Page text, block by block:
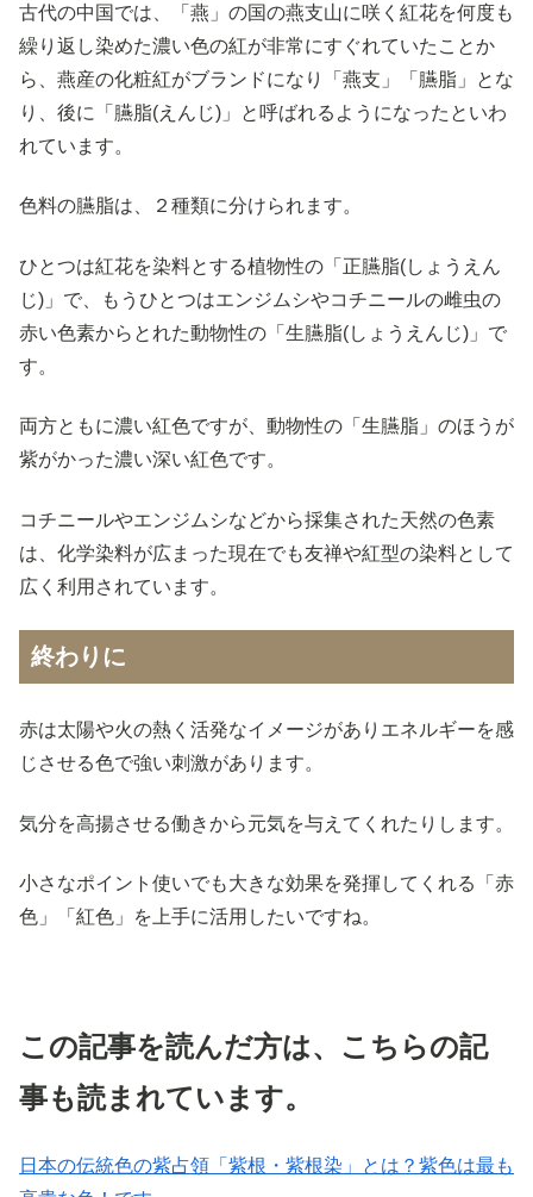
古代の中国では、「燕」の国の燕支山に咲く紅花を何度も
繰り返し染めた濃い色の紅が非常にすぐれていたことか
ら、燕産の化粧紅がブランドになり「燕支」「臙脂」とな
り、後に「臙脂(えんじ)」と呼ばれるようになったといわ
れています。
色料の臙脂は、２種類に分けられます。
ひとつは紅花を染料とする植物性の「正臙脂(しょうえん
じ)」で、もうひとつはエンジムシやコチニールの雌虫の
赤い色素からとれた動物性の「生臙脂(しょうえんじ)」で
す。
両方ともに濃い紅色ですが、動物性の「生臙脂」のほうが
紫がかった濃い深い紅色です。
コチニールやエンジムシなどから採集された天然の色素
は、化学染料が広まった現在でも友禅や紅型の染料として
広く利用されています。
終わりに
赤は太陽や火の熱く活発なイメージがありエネルギーを感
じさせる色で強い刺激があります。
気分を高揚させる働きから元気を与えてくれたりします。
小さなポイント使いでも大きな効果を発揮してくれる「赤
色」「紅色」を上手に活用したいですね。
この記事を読んだ方は、こちらの記
事も読まれています。
日本の伝統色の紫占領「紫根・紫根染」とは？紫色は最も